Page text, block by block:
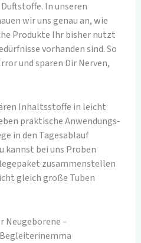
In unseren
wir uns genau an, wie
Produkte Ihr bisher nutzt
vorhanden sind. So
und sparen Dir Nerven,
Inhaltsstoffe in leicht
praktische Anwendungs-
in den Tagesablauf
kannst bei uns Proben
zusammenstellen
gleich große Tuben
Neugeborene –